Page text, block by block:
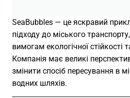
SeaBubbles — це яскравий
підходу до міського
вимогам екологічної стійкості
Компанія має великі
змінити спосіб пересування в
водних шляхів.